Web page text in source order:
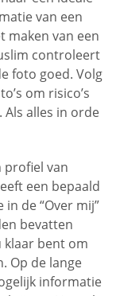
van een
maken van een
controleert
foto goed. Volg
om risico’s
alles in orde
profiel van
een bepaald
de “Over mij”
bevatten
klaar bent om
Op de lange
informatie